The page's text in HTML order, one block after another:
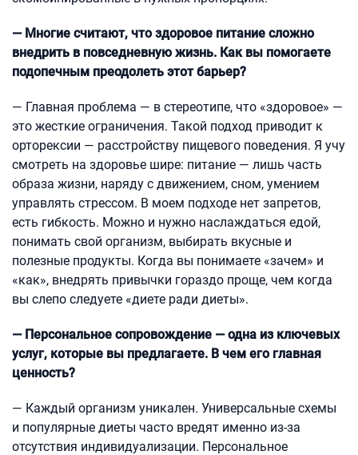
— Многие считают, что здоровое питание сложно
внедрить в повседневную жизнь. Как вы помогаете
подопечным преодолеть этот барьер?
— Главная проблема — в стереотипе, что «здоровое» —
это жесткие ограничения. Такой подход приводит к
орторексии — расстройству пищевого поведения. Я учу
смотреть на здоровье шире: питание — лишь часть
образа жизни, наряду с движением, сном, умением
управлять стрессом. В моем подходе нет запретов,
есть гибкость. Можно и нужно наслаждаться едой,
понимать свой организм, выбирать вкусные и
полезные продукты. Когда вы понимаете «зачем» и
«как», внедрять привычки гораздо проще, чем когда
вы слепо следуете «диете ради диеты».
— Персональное сопровождение — одна из ключевых
услуг, которые вы предлагаете. В чем его главная
ценность?
— Каждый организм уникален. Универсальные схемы
и популярные диеты часто вредят именно из-за
отсутствия индивидуализации. Персональное